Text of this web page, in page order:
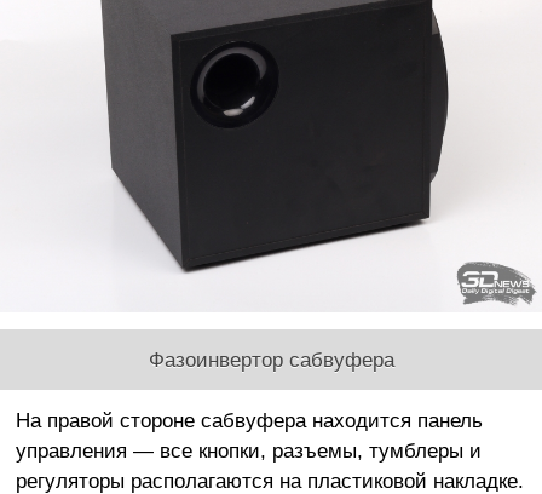
Фазоинвертор сабвуфера
На правой стороне сабвуфера находится панель
управления — все кнопки, разъемы, тумблеры и
регуляторы располагаются на пластиковой накладке.